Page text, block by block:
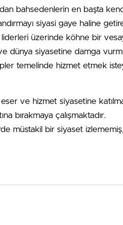
bahsedenlerin en başta
siyasi gaye haline
liderleri üzerinde köhne bir
ve dünya siyasetine damga
temelinde hizmet etmek
ve hizmet siyasetine
bırakmaya çalışmaktadır.
müstakil bir siyaset